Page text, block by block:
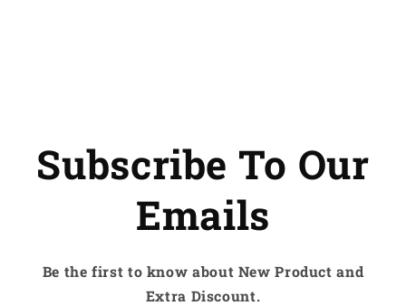
Subscribe To Our
Emails
Be the first to know about New Product and
Extra Discount.